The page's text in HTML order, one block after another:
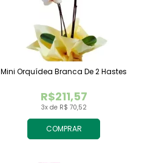
COMPRAR
3x de R$ 70,52
R$211,57
Mini Orquídea Branca De 2 Hastes